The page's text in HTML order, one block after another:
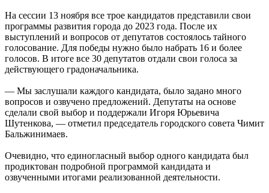
На сессии 13 ноября все трое кандидатов представили свои
программы развития города до 2023 года. После их
выступлений и вопросов от депутатов состоялось тайного
голосование. Для победы нужно было набрать 16 и более
голосов. В итоге все 30 депутатов отдали свои голоса за
действующего градоначальника.
— Мы заслушали каждого кандидата, было задано много
вопросов и озвучено предложений. Депутаты на основе
сделали свой выбор и поддержали Игоря Юрьевича
Шутенкова, — отметил председатель городского совета Чимит
Бальжинимаев.
Очевидно, что единогласный выбор одного кандидата был
продиктован подробной программой кандидата и
озвученными итогами реализованной деятельности.